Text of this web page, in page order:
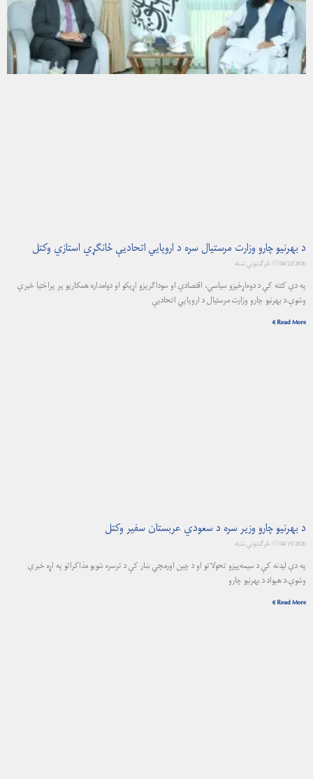
د بهرنیو چارو وزارت مرستیال سره د اروپایي اتحادیې ځانگړي استازي وکتل
04/22/2026 څرگندونې نشته
په دې کتنه کې د دوه‌اړخیزو سیاسي، اقتصادي او سوداګریزو اړیکو او دوامداره همکاریو پر پراختیا خبرې
وشوې.د بهرنيو چارو وزارت مرستیال د اروپایي اتحادیې
Read More »
د بهرنيو چارو وزير سره د سعودي عربستان سفير وکتل
04/15/2026 څرگندونې نشته
په دې لیدنه کې د سیمه‌ییزو تحولاتو او د چین اورمچي ښار کې د ترسره شویو مذاکراتو په اړه خبرې
وشوې.د هېواد د بهرنیو چارو
Read More »